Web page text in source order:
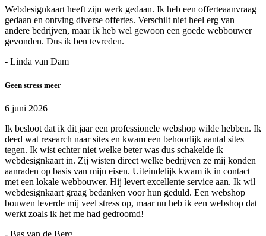
Webdesignkaart heeft zijn werk gedaan. Ik heb een offerteaanvraag
gedaan en ontving diverse offertes. Verschilt niet heel erg van
andere bedrijven, maar ik heb wel gewoon een goede webbouwer
gevonden. Dus ik ben tevreden.
- Linda van Dam
Geen stress meer
6 juni 2026
Ik besloot dat ik dit jaar een professionele webshop wilde hebben. Ik
deed wat research naar sites en kwam een behoorlijk aantal sites
tegen. Ik wist echter niet welke beter was dus schakelde ik
webdesignkaart in. Zij wisten direct welke bedrijven ze mij konden
aanraden op basis van mijn eisen. Uiteindelijk kwam ik in contact
met een lokale webbouwer. Hij levert excellente service aan. Ik wil
webdesignkaart graag bedanken voor hun geduld. Een webshop
bouwen leverde mij veel stress op, maar nu heb ik een webshop dat
werkt zoals ik het me had gedroomd!
- Bas van de Berg